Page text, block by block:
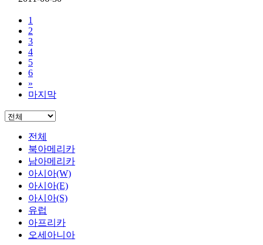
1
2
3
4
5
6
»
마지막
전체
북아메리카
남아메리카
아시아(W)
아시아(E)
아시아(S)
유럽
아프리카
오세아니아